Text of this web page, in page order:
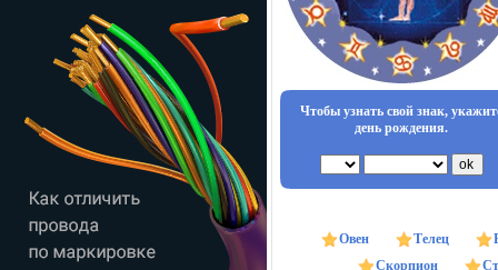
Чтобы узнать свой знак,
день рождения.
Овен Телец
Скорпион